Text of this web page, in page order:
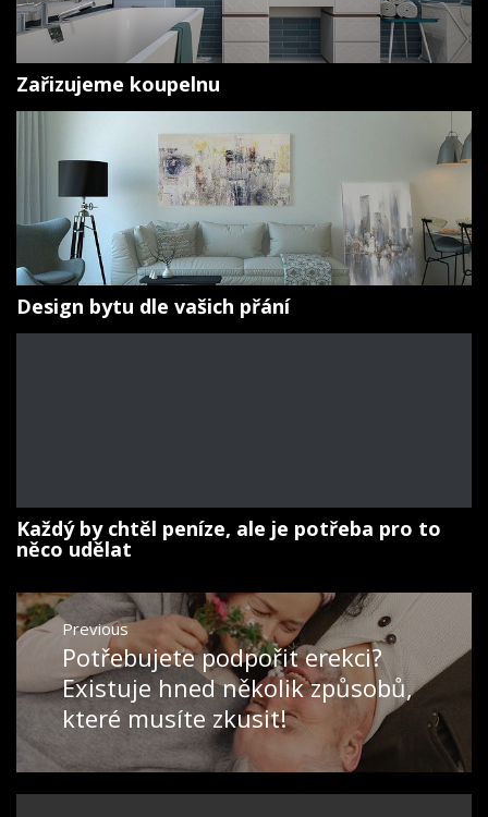
Zařizujeme koupelnu
Design bytu dle vašich přání
Každý by chtěl peníze, ale je potřeba pro to
něco udělat
Navigace
pro
příspěvek
Previous
Previous
post:
Potřebujete podpořit erekci?
Existuje hned několik způsobů,
které musíte zkusit!